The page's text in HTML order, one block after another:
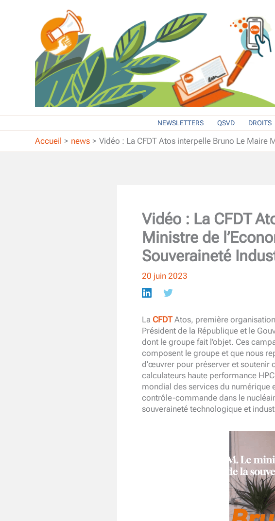
NEWSLETTERS QSVD DROITS
Accueil news Vidéo : La CFDT Atos interpelle Bruno Le Maire
Vidéo : La CFDT
Ministre de
Souveraineté
20 juin 2023
La CFDTAtos, première
Président de la République et le
dont le groupe fait l’objet. Ces
composent le groupe et que nous
d’œuvrer pour préserver et soutenir
calculateurs haute performance
mondial des services du
contrôle-commande dans le
souveraineté technologique et